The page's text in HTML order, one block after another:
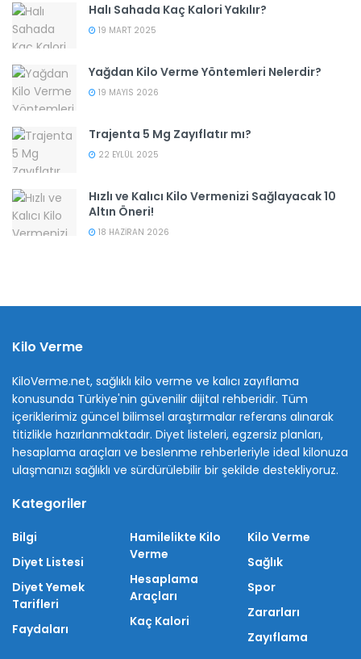
Halı Sahada Kaç Kalori Yakılır?
19 MART 2025
Yağdan Kilo Verme Yöntemleri Nelerdir?
19 MAYIS 2026
Trajenta 5 Mg Zayıflatır mı?
22 EYLÜL 2025
Hızlı ve Kalıcı Kilo Vermenizi Sağlayacak 10
Altın Öneri!
18 HAZIRAN 2026
Kilo Verme
KiloVerme.net, sağlıklı kilo verme ve kalıcı zayıflama
konusunda Türkiye'nin güvenilir dijital rehberidir. Tüm
içeriklerimiz güncel bilimsel araştırmalar referans alınarak
titizlikle hazırlanmaktadır. Diyet listeleri, egzersiz planları,
hesaplama araçları ve beslenme rehberleriyle ideal kilonuza
ulaşmanızı sağlıklı ve sürdürülebilir bir şekilde destekliyoruz.
Kategoriler
Bilgi
Diyet Listesi
Diyet Yemek
Tarifleri
Faydaları
Hamilelikte Kilo
Verme
Hesaplama
Araçları
Kaç Kalori
Kilo Verme
Sağlık
Spor
Zararları
Zayıflama